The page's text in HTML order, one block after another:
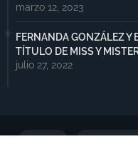
marzo 12, 2023
FERNANDA GONZÁLEZ Y
TÍTULO DE MISS Y
julio 27, 2022